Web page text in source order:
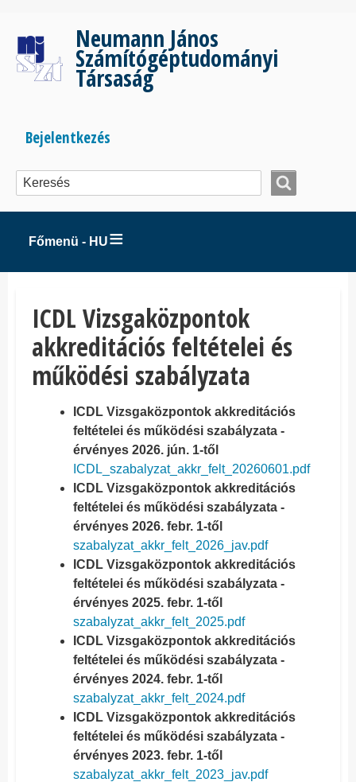
tartalomra
Neumann János
Számítógéptudományi
Társaság
Bejelentkezés
menüje
Bejelentkezés
Főmenü - HU
ICDL Vizsgaközpontok
akkreditációs feltételei és
működési szabályzata
ICDL Vizsgaközpontok akkreditációs
feltételei és működési szabályzata -
érvényes 2026. jún. 1-től
ICDL_szabalyzat_akkr_felt_20260601.pdf
ICDL Vizsgaközpontok akkreditációs
feltételei és működési szabályzata -
érvényes 2026. febr. 1-től
szabalyzat_akkr_felt_2026_jav.pdf
ICDL Vizsgaközpontok akkreditációs
feltételei és működési szabályzata -
érvényes 2025. febr. 1-től
szabalyzat_akkr_felt_2025.pdf
ICDL Vizsgaközpontok akkreditációs
feltételei és működési szabályzata -
érvényes 2024. febr. 1-től
szabalyzat_akkr_felt_2024.pdf
ICDL Vizsgaközpontok akkreditációs
feltételei és működési szabályzata -
érvényes 2023. febr. 1-től
szabalyzat_akkr_felt_2023_jav.pdf